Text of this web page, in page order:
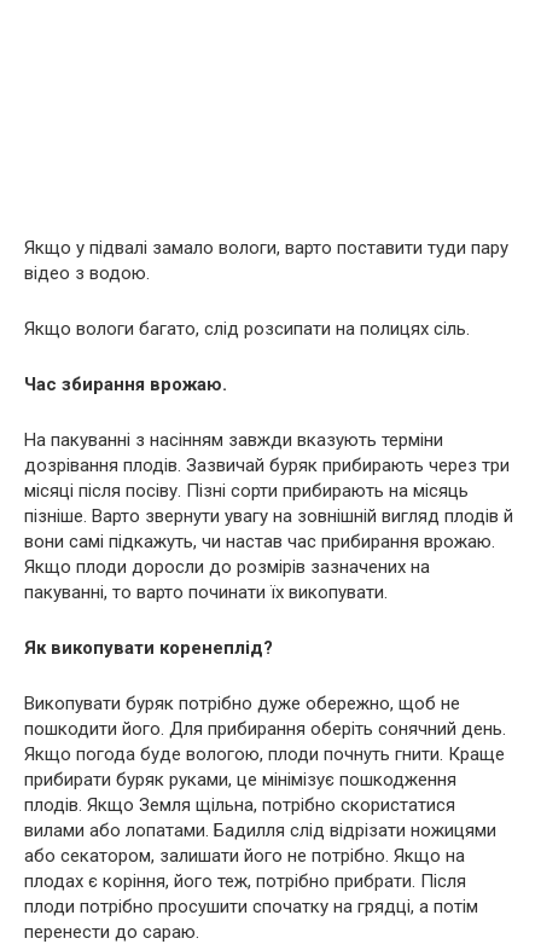
Якщо у підвалі замало вологи, варто поставити туди пару
відео з водою.
Якщо вологи багато, слід розсипати на полицях сіль.
Час збирання врожаю.
На пакуванні з насінням завжди вказують терміни
дозрівання плодів. Зазвичай буряк прибирають через три
місяці після посіву. Пізні сорти прибирають на місяць
пізніше. Варто звернути увагу на зовнішній вигляд плодів й
вони самі підкажуть, чи настав час прибирання врожаю.
Якщо плоди доросли до розмірів зазначених на
пакуванні, то варто починати їх викопувати.
Як викопувати коренеплід?
Викопувати буряк потрібно дуже обережно, щоб не
пошкодити його. Для прибирання оберіть сонячний день.
Якщо погода буде вологою, плоди почнуть гнити. Краще
прибирати буряк руками, це мінімізує пошкодження
плодів. Якщо Земля щільна, потрібно скористатися
вилами або лопатами. Бадилля слід відрізати ножицями
або секатором, залишати його не потрібно. Якщо на
плодах є коріння, його теж, потрібно прибрати. Після
плоди потрібно просушити спочатку на грядці, а потім
перенести до сараю.